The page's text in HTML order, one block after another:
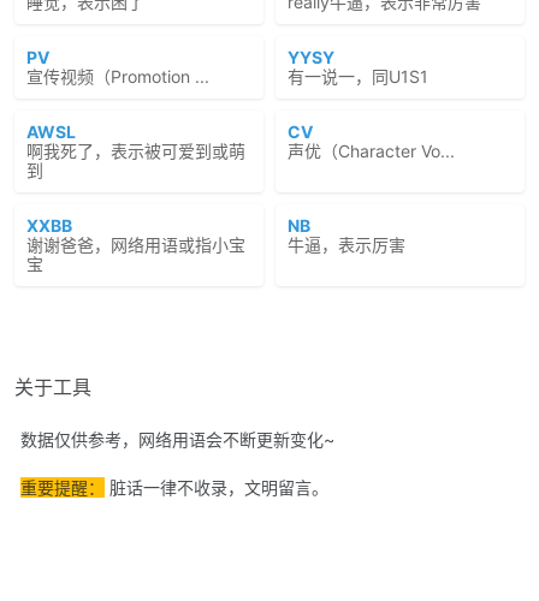
PV
宣传视频（Promotion ...
YYSY
有一说一，同U1S1
AWSL
啊我死了，表示被可爱到或萌
到
CV
声优（Character Vo...
XXBB
谢谢爸爸，网络用语或指小宝
宝
NB
牛逼，表示厉害
关于工具
数据仅供参考，网络用语会不断更新变化~
重要提醒： 脏话一律不收录，文明留言。